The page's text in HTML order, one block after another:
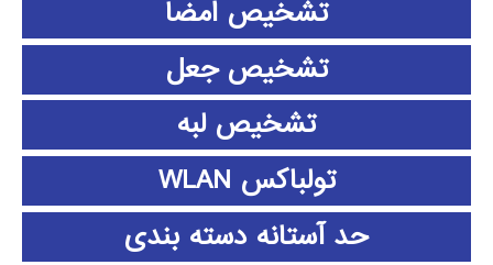
تشخیص امضا
تشخیص جعل
تشخیص لبه
تولباکس WLAN
حد آستانه دسته بندی